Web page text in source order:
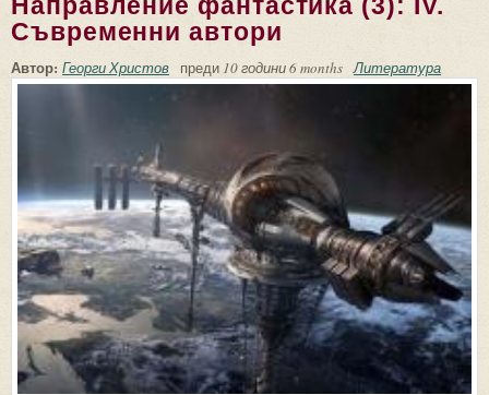
Съвременни автори
Автор: Георги Христов преди 10 години 6 months Литература